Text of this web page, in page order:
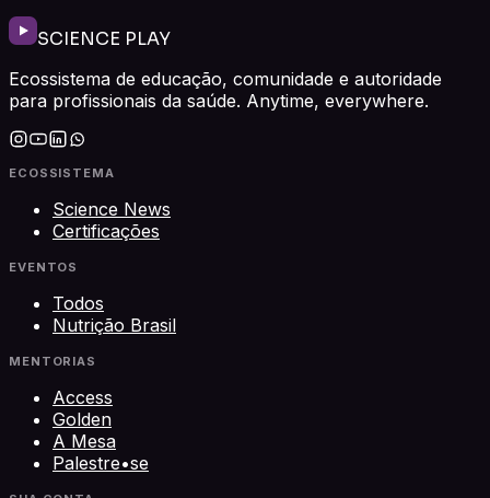
SCIENCE PLAY
Ecossistema de educação, comunidade e autoridade
para profissionais da saúde. Anytime, everywhere.
ECOSSISTEMA
Science News
Certificações
EVENTOS
Todos
Nutrição Brasil
MENTORIAS
Access
Golden
A Mesa
Palestre•se